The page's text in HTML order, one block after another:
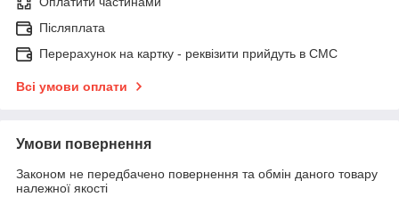
Післяплата
Перерахунок на картку - реквізити прийдуть в СМС
Всі умови оплати
Умови повернення
Законом не передбачено повернення та обмін даного товару
належної якості